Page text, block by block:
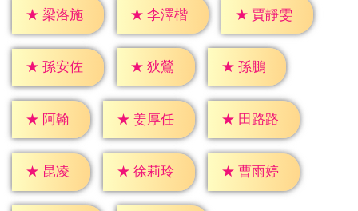
★ 梁洛施 ★ 李澤楷 ★ 賈靜雯
★ 孫安佐 ★ 狄鶯 ★ 孫鵬
★ 阿翰 ★ 姜厚任 ★ 田路路
★ 昆凌 ★ 徐莉玲 ★ 曹雨婷